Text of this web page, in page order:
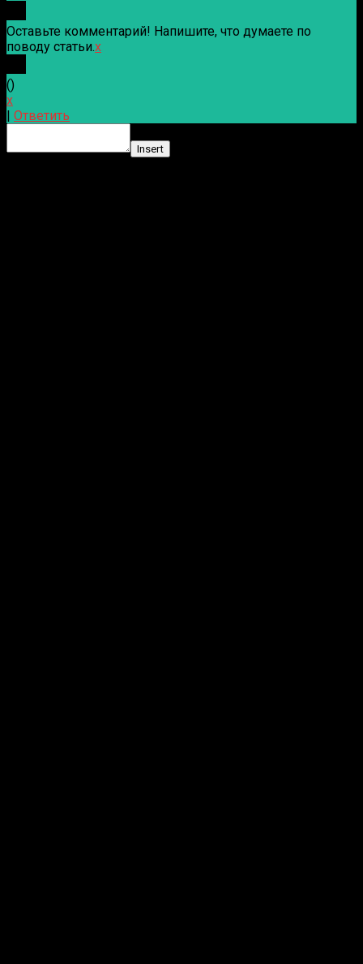
Оставьте комментарий! Напишите, что думаете по
поводу статьи.x
()
x
Ответить
Insert